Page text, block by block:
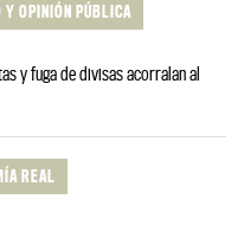
Y OPINIÓN PÚBLICA
y fuga de divisas acorralan al
REAL